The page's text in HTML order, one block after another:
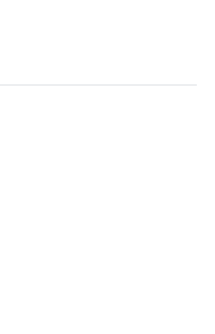
und